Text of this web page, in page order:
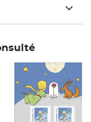
Prix 7,50€